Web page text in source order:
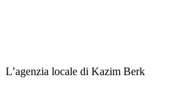
L’agenzia locale di Kazim Berk